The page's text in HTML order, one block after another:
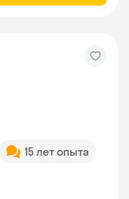
15 лет опыта